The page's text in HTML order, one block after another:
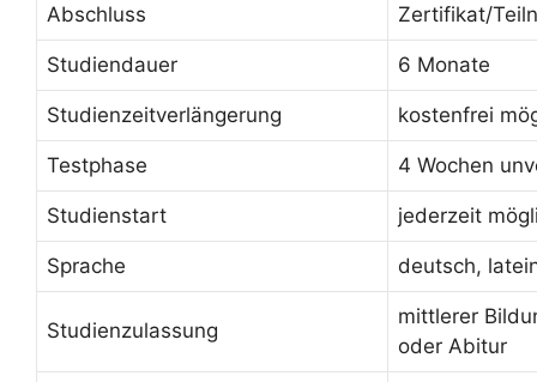
Abschluss Zertifikat/
Studiendauer 6 Monate
Studienzeitverlängerung kostenfrei
Testphase 4 Wochen
Studienstart jederzeit
Sprache deutsch,
Studienzulassung
mittlerer
oder Abitur